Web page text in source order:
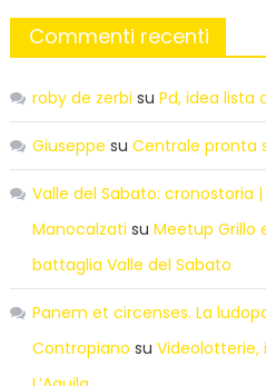
Commenti recenti
roby de zerbi su Pd, idea lista
Giuseppe su Centrale pronta
Valle del Sabato: cronostoria
Manocalzati su Meetup Grillo
battaglia Valle del Sabato
Panem et circenses. La
Contropiano su